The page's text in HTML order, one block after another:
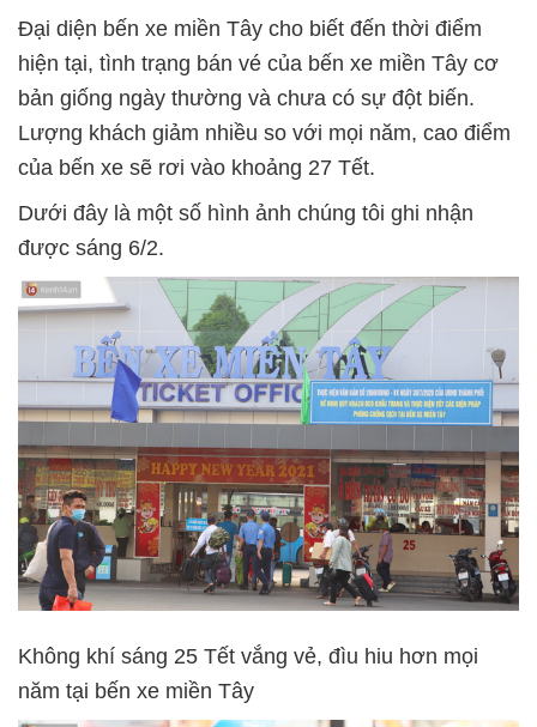
Đại diện bến xe miền Tây cho biết đến thời điểm
hiện tại, tình trạng bán vé của bến xe miền Tây cơ
bản giống ngày thường và chưa có sự đột biến.
Lượng khách giảm nhiều so với mọi năm, cao điểm
của bến xe sẽ rơi vào khoảng 27 Tết.
Dưới đây là một số hình ảnh chúng tôi ghi nhận
được sáng 6/2.
Không khí sáng 25 Tết vắng vẻ, đìu hiu hơn mọi
năm tại bến xe miền Tây